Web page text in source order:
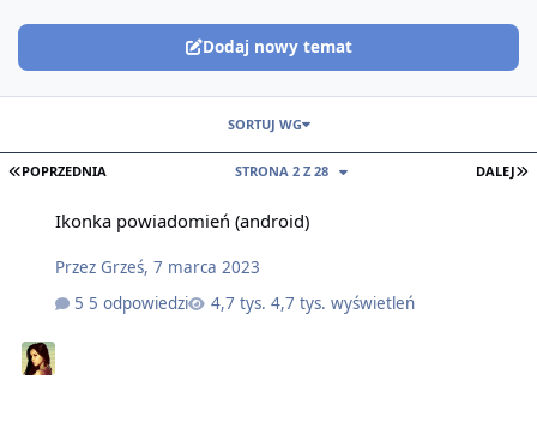
Dodaj nowy temat
PIERWSZA STRONA
POPRZEDNIA DALEJ
STRONA 2 Z 28
SORTUJ WG
Ikonka powiadomień (android)
Przez Grześ, 7 marca 2023
5 odpowiedzi
4,7 tys. wyświetleń